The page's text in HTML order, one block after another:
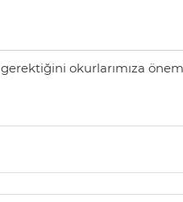
okurlarımıza